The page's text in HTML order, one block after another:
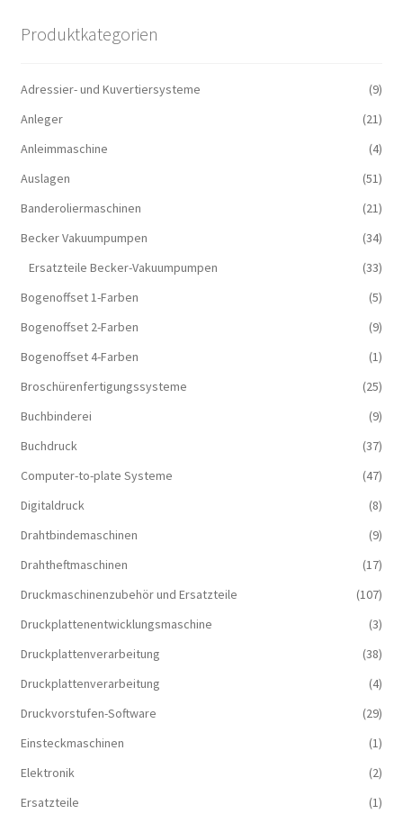
Produktkategorien
Adressier- und Kuvertiersysteme
(9)
Anleger
(21)
Anleimmaschine
(4)
Auslagen
(51)
Banderoliermaschinen
(21)
Becker Vakuumpumpen
(34)
Ersatzteile Becker-Vakuumpumpen
(33)
Bogenoffset 1-Farben
(5)
Bogenoffset 2-Farben
(9)
Bogenoffset 4-Farben
(1)
Broschürenfertigungssysteme
(25)
Buchbinderei
(9)
Buchdruck
(37)
Computer-to-plate Systeme
(47)
Digitaldruck
(8)
Drahtbindemaschinen
(9)
Drahtheftmaschinen
(17)
Druckmaschinenzubehör und Ersatzteile
(107)
Druckplattenentwicklungsmaschine
(3)
Druckplattenverarbeitung
(38)
Druckplattenverarbeitung
(4)
Druckvorstufen-Software
(29)
Einsteckmaschinen
(1)
Elektronik
(2)
Ersatzteile
(1)